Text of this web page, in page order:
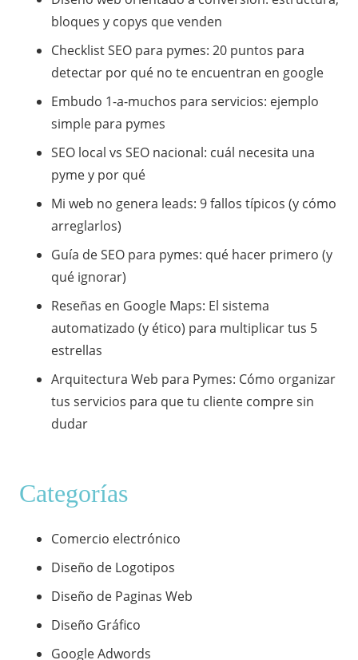
bloques y copys que venden
Checklist SEO para pymes: 20 puntos para
detectar por qué no te encuentran en google
Embudo 1-a-muchos para servicios: ejemplo
simple para pymes
SEO local vs SEO nacional: cuál necesita una
pyme y por qué
Mi web no genera leads: 9 fallos típicos (y cómo
arreglarlos)
Guía de SEO para pymes: qué hacer primero (y
qué ignorar)
​Reseñas en Google Maps: El sistema
automatizado (y ético) para multiplicar tus 5
estrellas
​Arquitectura Web para Pymes: Cómo organizar
tus servicios para que tu cliente compre sin
dudar
Categorías
Comercio electrónico
Diseño de Logotipos
Diseño de Paginas Web
Diseño Gráfico
Google Adwords